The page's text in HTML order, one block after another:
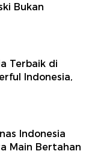
Bukan
Terbaik di
Indonesia,
Indonesia
Main Bertahan